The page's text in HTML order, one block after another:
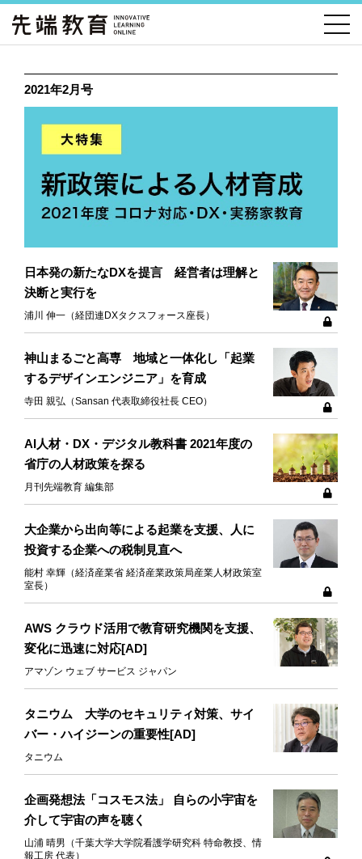
2021年2月号
日本発の新たなDXを提言 経営者は理解と
決断と実行を
浦川 伸一（経団連DXタクスフォース座長）
神山まるごと高専 地域と一体化し「起業
するデザインエンジニア」を育成
寺田 親弘（Sansan 代表取締役社長 CEO）
AI人材・DX・デジタル教科書 2021年度の
省庁の人材政策を探る
月刊先端教育 編集部
大企業から出向等による起業を支援、人に
投資する企業への税制見直へ
能村 幸輝（経済産業省 経済産業政策局産業人材政策室
室長）
AWS クラウド活用で教育研究機関を支援、
変化に迅速に対応[AD]
アマゾン ウェブ サービス ジャパン
タニウム 大学のセキュリティ対策、サイ
バー・ハイジーンの重要性[AD]
タニウム
企画発想法「コスモス法」 自らの小宇宙を
介して宇宙の声を聴く
山浦 晴男（千葉大学大学院看護学研究科 特命教授、情
報工房 代表）